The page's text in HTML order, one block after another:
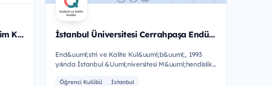
İstanbul Üniversitesi Bilgi ve Değişim Kulübü İstanbul Üniversitesi Cerrahpaşa Endüstri ve Kalite Kulübü
End&uuml;stri ve Kalite Kul&uuml;b&uuml;, 1993
yılında İstanbul &Uuml;niversitesi M&uuml;hendislik
Öğrenci Kulübü İstanbul